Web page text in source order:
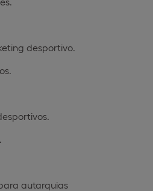
desportivo.
autarquias